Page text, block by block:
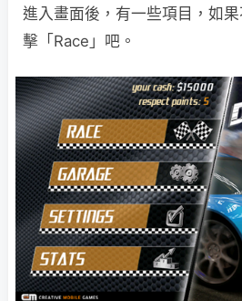
進入畫面後，有一些項目，如
擊「Race」吧。